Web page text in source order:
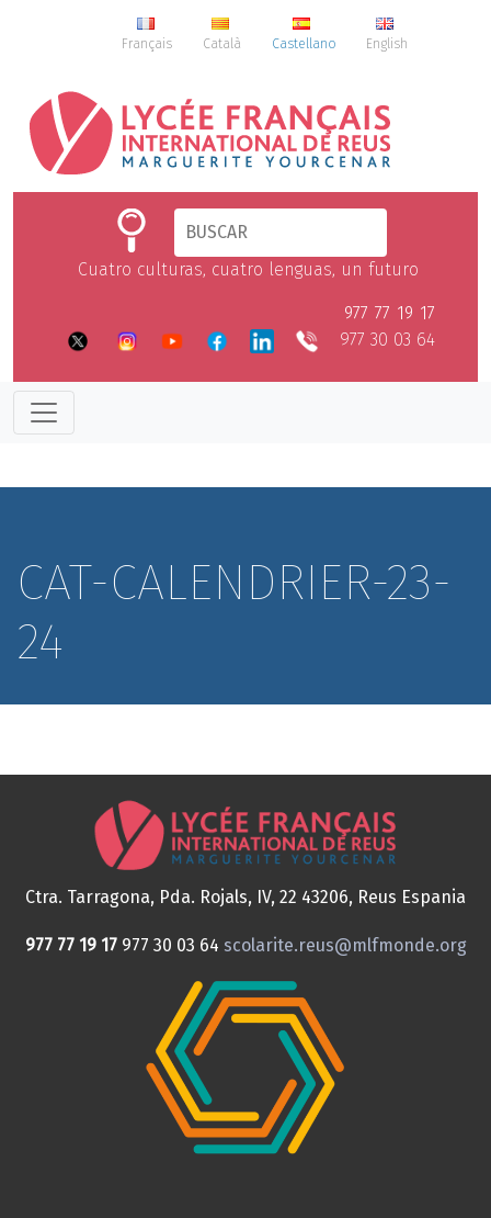
Français Català Castellano English
Cuatro culturas, cuatro lenguas, un futuro
977 77 19 17
977 30 03 64
CAT-CALENDRIER-23-
24
Ctra. Tarragona, Pda. Rojals, IV, 22 43206, Reus Espania
977 77 19 17 977 30 03 64 scolarite.reus@mlfmonde.org